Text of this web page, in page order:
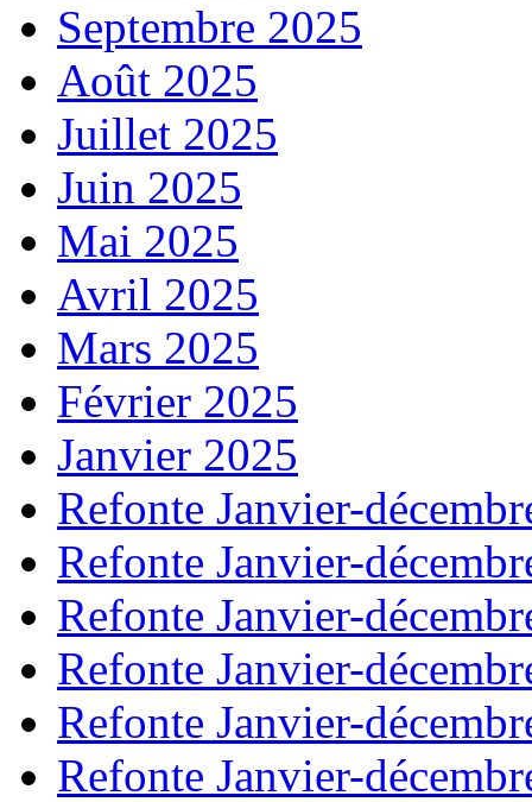
Septembre 2025
Août 2025
Juillet 2025
Juin 2025
Mai 2025
Avril 2025
Mars 2025
Février 2025
Janvier 2025
Refonte Janvier-
Refonte Janvier-
Refonte Janvier-
Refonte Janvier-
Refonte Janvier-
Refonte Janvier-